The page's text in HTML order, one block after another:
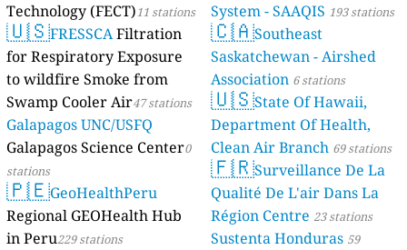
Technology (FECT)11 stations
🇺🇸FRESSCAFiltration
for Respiratory Exposure
to wildfire Smoke from
Swamp Cooler Air47 stations
Galapagos UNC/USFQ
Galapagos Science Center0
stations
🇵🇪GeoHealthPeru
Regional GEOHealth Hub
in Peru229 stations
System - SAAQIS 193 stations
🇨🇦Southeast
Saskatchewan - Airshed
Association 6 stations
🇺🇸State Of Hawaii,
Department Of Health,
Clean Air Branch 69 stations
🇫🇷Surveillance De La
Qualité De L'air Dans La
Région Centre 23 stations
Sustenta Honduras 59